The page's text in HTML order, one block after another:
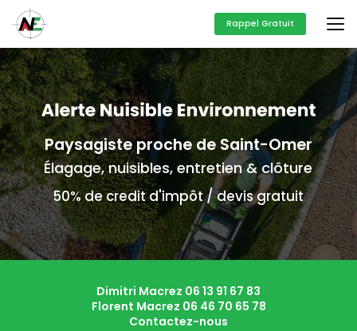
au
contenu
principal
Rappel Gratuit
Paysagiste proche de Saint-Omer
Élagage, nuisibles, entretien & clôture
50% de credit d'impôt / devis gratuit
Dimitri Macrez 06 13 91 67 83
Florent Macrez 06 46 70 65 78
Contactez-nous